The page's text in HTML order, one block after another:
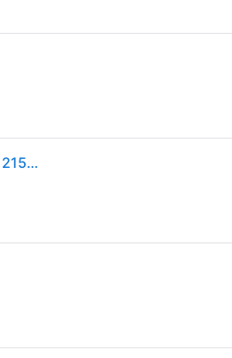
Neumáticos de invierno HANKOOK Winter i*cept RS3 W462 215/55R17 XL 98V